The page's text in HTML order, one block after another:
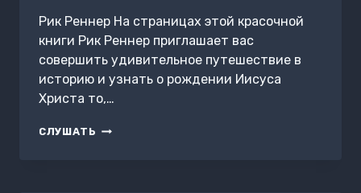
Рик Реннер На страницах этой красочной
книги Рик Реннер приглашает вас
совершить удивительное путешествие в
историю и узнать о рождении Иисуса
Христа то,…
СЛУШАТЬ РОЖДЕСТВО.